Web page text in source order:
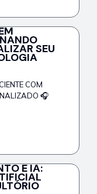
SEU
COM
🎧
E IA: